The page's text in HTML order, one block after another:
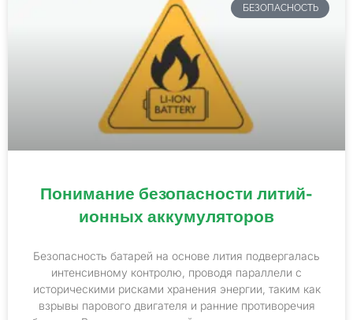
БЕЗОПАСНОСТЬ
Понимание безопасности литий-
ионных аккумуляторов
Безопасность батарей на основе лития подвергалась
интенсивному контролю, проводя параллели с
историческими рисками хранения энергии, таким как
взрывы парового двигателя и ранние противоречия